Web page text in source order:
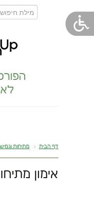
דף הבית מתיחות
אימון